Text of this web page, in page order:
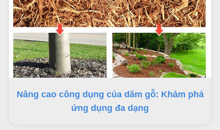
Nâng cao công dụng của dăm gỗ: Khám phá
ứng dụng đa dạng